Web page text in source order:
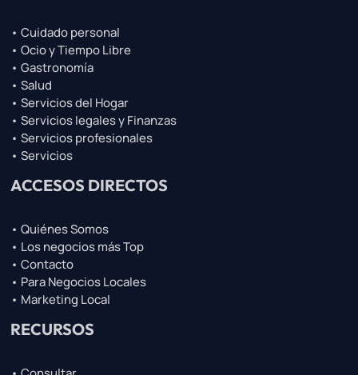
• Cuidado personal
• Ocio y Tiempo Libre
• Gastronomía
• Salud
• Servicios del Hogar
• Servicios legales y Finanzas
• Servicios profesionales
• Servicios
ACCESOS DIRECTOS
• Quiénes Somos
• Los negocios más Top
• Contacto
• Para Negocios Locales
• Marketing Local
RECURSOS